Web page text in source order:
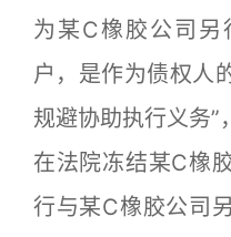
为某C橡胶公司另
户，是作为债权人
规避协助执行义务”
在法院冻结某C橡
行与某C橡胶公司